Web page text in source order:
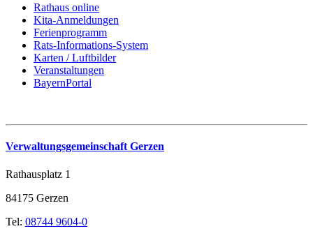
Rathaus online
Kita-Anmeldungen
Ferienprogramm
Rats-Informations-System
Karten / Luftbilder
Veranstaltungen
BayernPortal
Verwaltungsgemeinschaft Gerzen
Rathausplatz 1
84175 Gerzen
Tel: 08744 9604-0